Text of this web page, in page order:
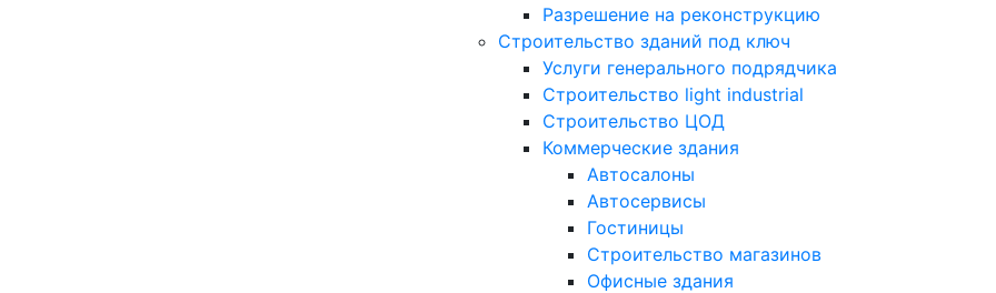
Разрешение на реконструкцию
Строительство зданий под ключ
Услуги генерального подрядчика
Строительство light industrial
Строительство ЦОД
Коммерческие здания
Автосалоны
Автосервисы
Гостиницы
Строительство магазинов
Офисные здания